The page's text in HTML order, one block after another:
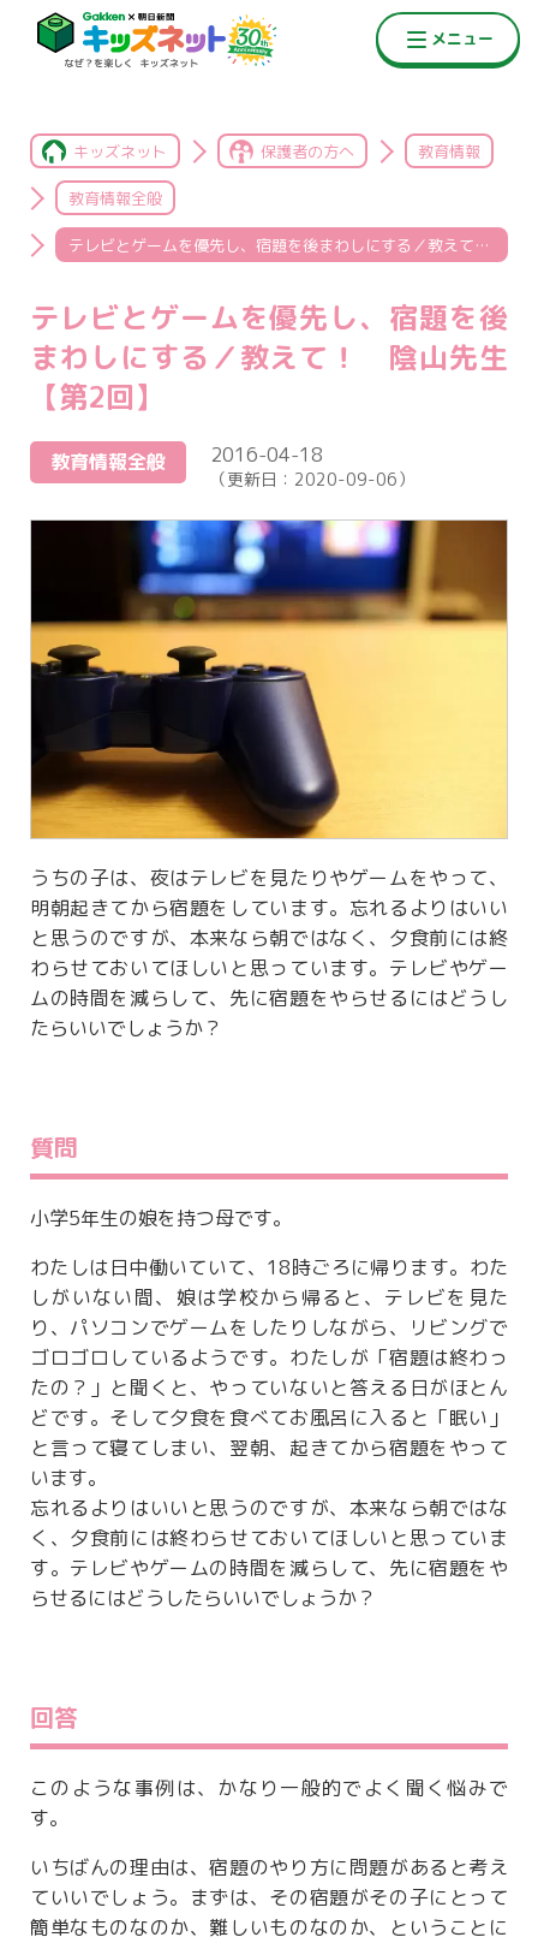
キッズネット 保護者の方へ 教育情報
教育情報全般
テレビとゲームを優先し、宿題を後まわしにする／教えて！ 陰山先生【第2回】
テレビとゲームを優先し、宿題を後
まわしにする／教えて！ 陰山先生
【第2回】
教育情報全般 2016-04-18
（更新日： 2020-09-06）
うちの子は、夜はテレビを見たりやゲームをやって、
明朝起きてから宿題をしています。忘れるよりはいい
と思うのですが、本来なら朝ではなく、夕食前には終
わらせておいてほしいと思っています。テレビやゲー
ムの時間を減らして、先に宿題をやらせるにはどうし
たらいいでしょうか？
質問
小学5年生の娘を持つ母です。
わたしは日中働いていて、18時ごろに帰ります。わた
しがいない間、娘は学校から帰ると、テレビを見た
り、パソコンでゲームをしたりしながら、リビングで
ゴロゴロしているようです。わたしが「宿題は終わっ
たの？」と聞くと、やっていないと答える日がほとん
どです。そして夕食を食べてお風呂に入ると「眠い」
と言って寝てしまい、翌朝、起きてから宿題をやって
います。
忘れるよりはいいと思うのですが、本来なら朝ではな
く、夕食前には終わらせておいてほしいと思っていま
す。テレビやゲームの時間を減らして、先に宿題をや
らせるにはどうしたらいいでしょうか？
回答
このような事例は、かなり一般的でよく聞く悩みで
す。
いちばんの理由は、宿題のやり方に問題があると考え
ていいでしょう。まずは、その宿題がその子にとって
簡単なものなのか、難しいものなのか、ということに